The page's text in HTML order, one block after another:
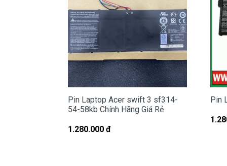
của bạn sẽ không còn hoạt động tốt
Aspire 4920
Khi cần mua Pin laptopPin Acer
Aspire 4920 chất lượng tốt nhất, uy tín
chế độ bảo hành, hậu mãi chu đáo.
Hình Dấu Hiệu
Pin Laptop Acer swift 3 sf314-
54-58kb Chính Hãng Giá Rẻ
1.280.000 đ
Pin